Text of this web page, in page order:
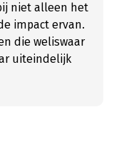
niet alleen het
impact ervan.
die weliswaar
uiteindelijk